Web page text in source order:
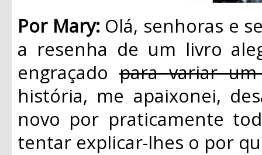
Por Mary:Olá, senhoras e
a resenha de um livro
engraçado para variar
história, me apaixonei,
novo por praticamente
tentar explicar-lhes o por